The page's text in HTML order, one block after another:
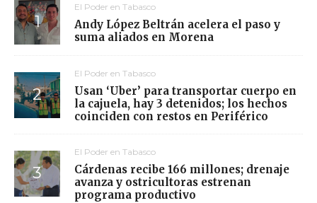
El Poder en Tabasco
Andy López Beltrán acelera el paso y
suma aliados en Morena
El Poder en Tabasco
Usan ‘Uber’ para transportar cuerpo en
la cajuela, hay 3 detenidos; los hechos
coinciden con restos en Periférico
El Poder en Tabasco
Cárdenas recibe 166 millones; drenaje
avanza y ostricultoras estrenan
programa productivo